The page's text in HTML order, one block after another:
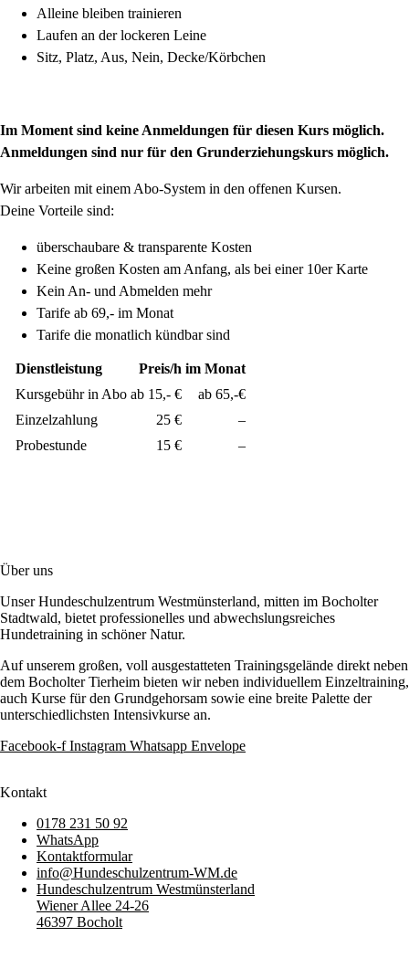
Alleine bleiben trainieren
Laufen an der lockeren Leine
Sitz, Platz, Aus, Nein, Decke/Körbchen
Im Moment sind keine Anmeldungen für diesen Kurs möglich.
Anmeldungen sind nur für den Grunderziehungskurs möglich.
Wir arbeiten mit einem Abo-System in den offenen Kursen.
Deine Vorteile sind:
überschaubare & transparente Kosten
Keine großen Kosten am Anfang, als bei einer 10er Karte
Kein An- und Abmelden mehr
Tarife ab 69,- im Monat
Tarife die monatlich kündbar sind
Dienstleistung Preis/h im Monat
Kursgebühr in Abo ab 15,- €
ab 65,-€
Einzelzahlung
25 €
–
Probestunde
15 € –
Über uns
Unser Hundeschulzentrum Westmünsterland, mitten im Bocholter
Stadtwald, bietet professionelles und abwechslungsreiches
Hundetraining in schöner Natur.
Auf unserem großen, voll ausgestatteten Trainingsgelände direkt neben
dem Bocholter Tierheim bieten wir neben individuellem Einzeltraining,
auch Kurse für den Grundgehorsam sowie eine breite Palette der
unterschiedlichsten Intensivkurse an.
Facebook-f Instagram Whatsapp Envelope
Kontakt
0178 231 50 92
WhatsApp
Kontaktformular
info@Hundeschulzentrum-WM.de
Hundeschulzentrum Westmünsterland
Wiener Allee 24-26
46397 Bocholt